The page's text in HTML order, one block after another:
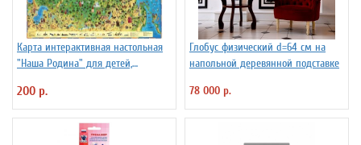
Карта интерактивная настольная
"Наша Родина" для детей,
200 р.
Глобус физический d=64 см на
напольной деревянной подставке
78 000 р.